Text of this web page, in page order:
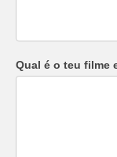
Qual é o teu filme